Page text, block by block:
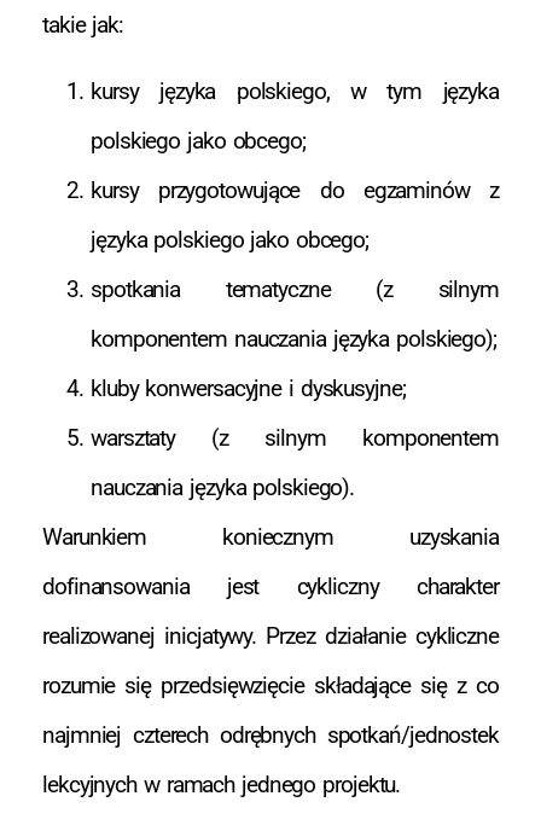
takie jak:
kursy języka polskiego, w tym języka
polskiego jako obcego;
kursy przygotowujące do egzaminów z
języka polskiego jako obcego;
spotkania tematyczne (z silnym
komponentem nauczania języka polskiego);
kluby konwersacyjne i dyskusyjne;
warsztaty (z silnym komponentem
nauczania języka polskiego).
Warunkiem koniecznym uzyskania
dofinansowania jest cykliczny charakter
realizowanej inicjatywy. Przez działanie cykliczne
rozumie się przedsięwzięcie składające się z co
najmniej czterech odrębnych spotkań/jednostek
lekcyjnych w ramach jednego projektu.